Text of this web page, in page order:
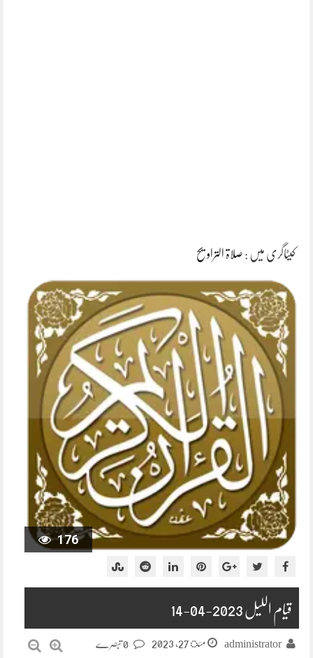
کیٹاگری میں : صلاۃ التراویح
176
قیام اللیل 2023-04-14
administrator مئ 27, 2023